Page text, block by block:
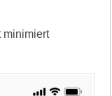
minimiert